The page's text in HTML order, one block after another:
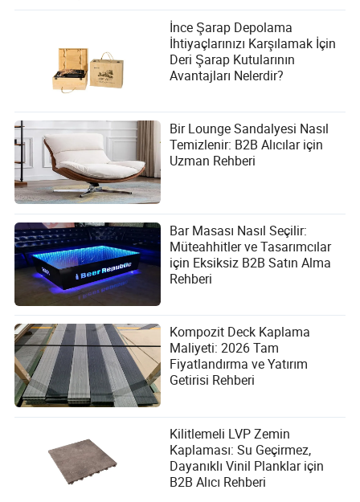
İnce Şarap Depolama
İhtiyaçlarınızı Karşılamak İçin
Deri Şarap Kutularının
Avantajları Nelerdir?
Bir Lounge Sandalyesi Nasıl
Temizlenir: B2B Alıcılar için
Uzman Rehberi
Bar Masası Nasıl Seçilir:
Müteahhitler ve Tasarımcılar
için Eksiksiz B2B Satın Alma
Rehberi
Kompozit Deck Kaplama
Maliyeti: 2026 Tam
Fiyatlandırma ve Yatırım
Getirisi Rehberi
Kilitlemeli LVP Zemin
Kaplaması: Su Geçirmez,
Dayanıklı Vinil Planklar için
B2B Alıcı Rehberi